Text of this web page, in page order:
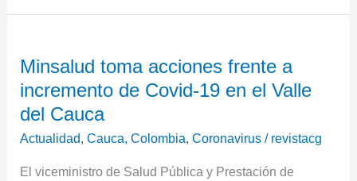
Minsalud toma acciones frente a
incremento de Covid-19 en el Valle
del Cauca
Actualidad,Cauca,Colombia,Coronavirus / revistacg
El viceministro de Salud Pública y Prestación de
toma
acciones
frente
a
de